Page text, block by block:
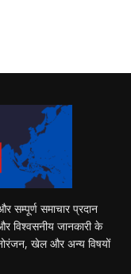
सम्पूर्ण समाचार प्रदान
विश्वसनीय जानकारी के
खेल और अन्य विषयों